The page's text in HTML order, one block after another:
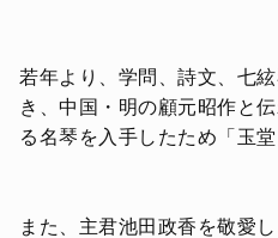
若年より、学問、詩文、七
き、中国・明の顧元昭作と
る名琴を入手したため「玉
また、主君池田政香を敬愛